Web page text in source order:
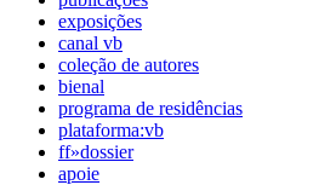
exposições
canal vb
coleção de autores
bienal
programa de residências
plataforma:vb
ff»dossier
apoie